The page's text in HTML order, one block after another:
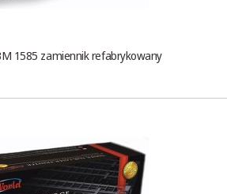
1585 zamiennik refabrykowany